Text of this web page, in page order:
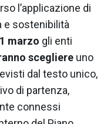
l’applicazione di
e sostenibilità
marzo gli enti
scegliere uno
dal testo unico,
di partenza,
connessi